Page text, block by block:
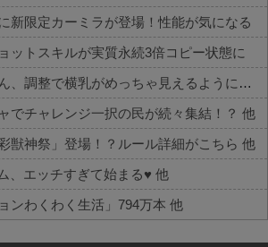
新限定カーミラが登場！性能が気になる
ットスキルが実質永続3倍コピー状態に
【画像】不知火舞さん、調整で横乳がめっちゃ見えるようになるｗｗｗｗｗｗ 他
でチャレンジ一択の民が続々集結！？ 他
獣神祭」登場！？ルール詳細がこちら 他
、エッチすぎて始まる♥ 他
ンわくわく生活」794万本 他
互RSS